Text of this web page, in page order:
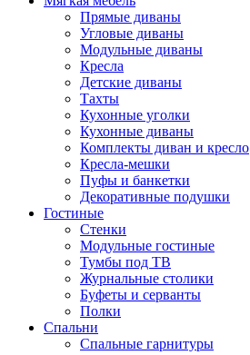
Прямые диваны
Угловые диваны
Модульные диваны
Кресла
Детские диваны
Тахты
Кухонные уголки
Кухонные диваны
Комплекты диван и кресло
Кресла-мешки
Пуфы и банкетки
Декоративные подушки
Гостиные
Стенки
Модульные гостиные
Тумбы под ТВ
Журнальные столики
Буфеты и серванты
Полки
Спальни
Спальные гарнитуры